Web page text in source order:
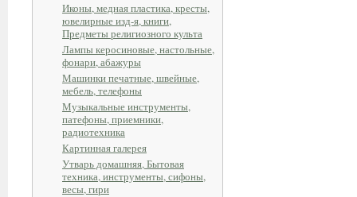
Иконы, медная пластика, кресты,
ювелирные изд-я, книги,
Предметы религиозного культа
Лампы керосиновые, настольные,
фонари, абажуры
Машинки печатные, швейные,
мебель, телефоны
Музыкальные инструменты,
патефоны, приемники,
радиотехника
Картинная галерея
Утварь домашняя, Бытовая
техника, инструменты, сифоны,
весы, гири